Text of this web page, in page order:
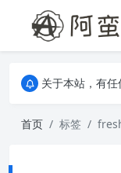
关于本站，有
关于本站，有任
首页
标签